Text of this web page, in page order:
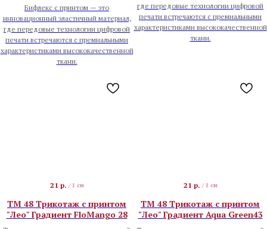
Бифлекс с принтом — это
инновационный эластичный материал,
где передовые технологии цифровой
печати встречаются с премиальными
характеристиками высококачественной
ткани.
где передовые технологии цифровой
печати встречаются с премиальными
характеристиками высококачественной
ткани.
21 р. / 1 см
TM 48 Трикотаж с принтом
"Лео" Градиент FloMango 28
21 р. / 1 см
TM 48 Трикотаж с принтом
"Лео" Градиент Aqua Green43